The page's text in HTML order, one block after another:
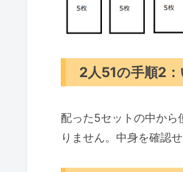
2人51の手順2
配った5セットの中から
りません。中身を確認